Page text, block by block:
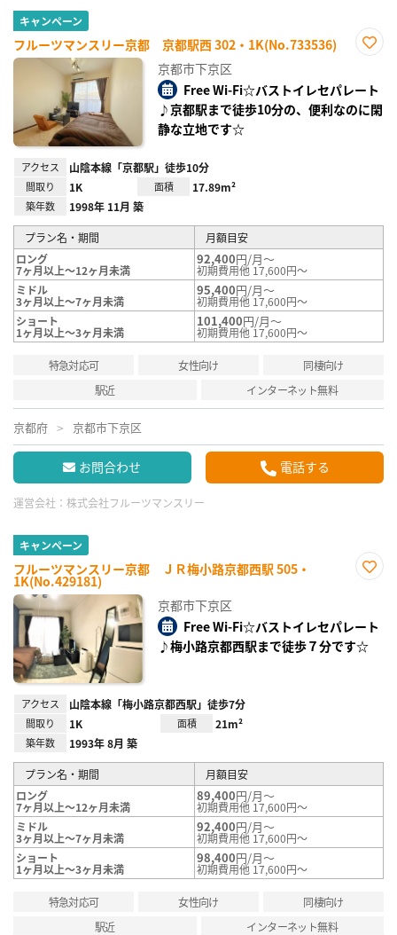
キャンペーン
フルーツマンスリー京都 京都駅西 302・1K(No.733536)
り登
京都市下京区
Free Wi-Fi☆バストイレセパレート
♪京都駅まで徒歩10分の、便利なのに閑
静な立地です☆
アクセス 山陰本線「京都駅」徒歩10分
間取り 1K 面積 17.89m²
築年数 1998年 11月 築
プラン名・期間
月額目安
ロング
7ヶ月以上～12ヶ月未満
92,400円/月～
初期費用他 17,600円～
ミドル
3ヶ月以上～7ヶ月未満
95,400円/月～
初期費用他 17,600円～
ショート
1ヶ月以上～3ヶ月未満
101,400円/月～
初期費用他 17,600円～
特急対応可 女性向け
同棲向け
駅近
インターネット無料
京都府 京都市下京区
お問合わせ 電話する
運営会社： 株式会社フルーツマンスリー
キャンペーン
フルーツマンスリー京都 ＪＲ梅小路京都西駅 505・
1K(No.429181)
録
京都市下京区
Free Wi-Fi☆バストイレセパレート
♪梅小路京都西駅まで徒歩７分です☆
アクセス 山陰本線「梅小路京都西駅」徒歩7分
間取り 1K 面積 21m²
築年数 1993年 8月 築
プラン名・期間
月額目安
ロング
7ヶ月以上～12ヶ月未満
89,400円/月～
初期費用他 17,600円～
ミドル
3ヶ月以上～7ヶ月未満
92,400円/月～
初期費用他 17,600円～
ショート
1ヶ月以上～3ヶ月未満
98,400円/月～
初期費用他 17,600円～
特急対応可 女性向け
同棲向け
駅近
インターネット無料